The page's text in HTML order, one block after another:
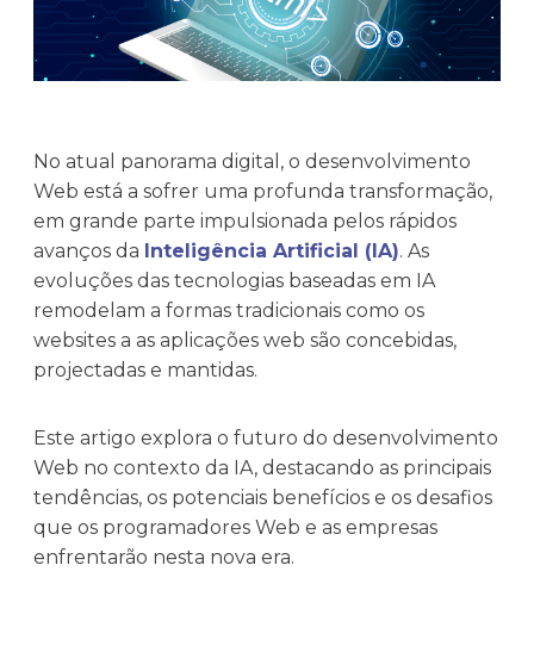
No atual panorama digital, o desenvolvimento
Web está a sofrer uma profunda transformação,
em grande parte impulsionada pelos rápidos
avanços da Inteligência Artificial (IA). As
evoluções das tecnologias baseadas em IA
remodelam a formas tradicionais como os
websites a as aplicações web são concebidas,
projectadas e mantidas.
Este artigo explora o futuro do desenvolvimento
Web no contexto da IA, destacando as principais
tendências, os potenciais benefícios e os desafios
que os programadores Web e as empresas
enfrentarão nesta nova era.